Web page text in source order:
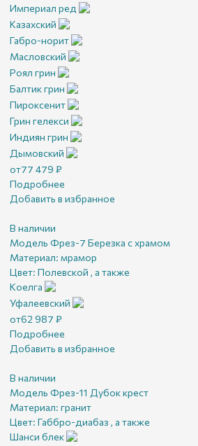
Империал ред
Казахский
Габро-норит
Масловский
Роял грин
Балтик грин
Пироксенит
Грин гелекси
Индиян грин
Дымовский
от77 479 ₽
Подробнее
Добавить в избранное
В наличии
Модель Фрез-7 Березка с храмом
Материал: мрамор
Цвет: Полевской , а также
Коелга
Уфалеевский
от62 987 ₽
Подробнее
Добавить в избранное
В наличии
Модель Фрез-11 Дубок крест
Материал: гранит
Цвет: Габбро-диабаз , а также
Шанси блек